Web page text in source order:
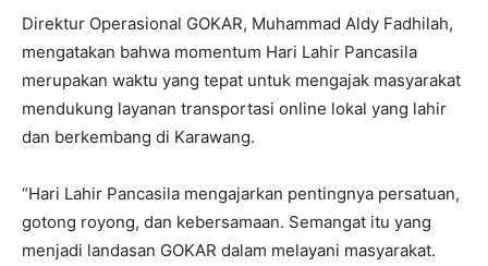
Direktur Operasional GOKAR, Muhammad Aldy Fadhilah,
mengatakan bahwa momentum Hari Lahir Pancasila
merupakan waktu yang tepat untuk mengajak masyarakat
mendukung layanan transportasi online lokal yang lahir
dan berkembang di Karawang.
“Hari Lahir Pancasila mengajarkan pentingnya persatuan,
gotong royong, dan kebersamaan. Semangat itu yang
menjadi landasan GOKAR dalam melayani masyarakat.